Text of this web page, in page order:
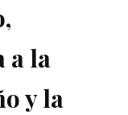
a la
y la